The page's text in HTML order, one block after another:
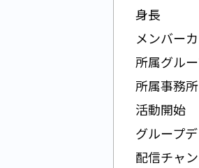
身長
メンバー
所属グル
所属事務所
活動開始
グループ
配信チャ